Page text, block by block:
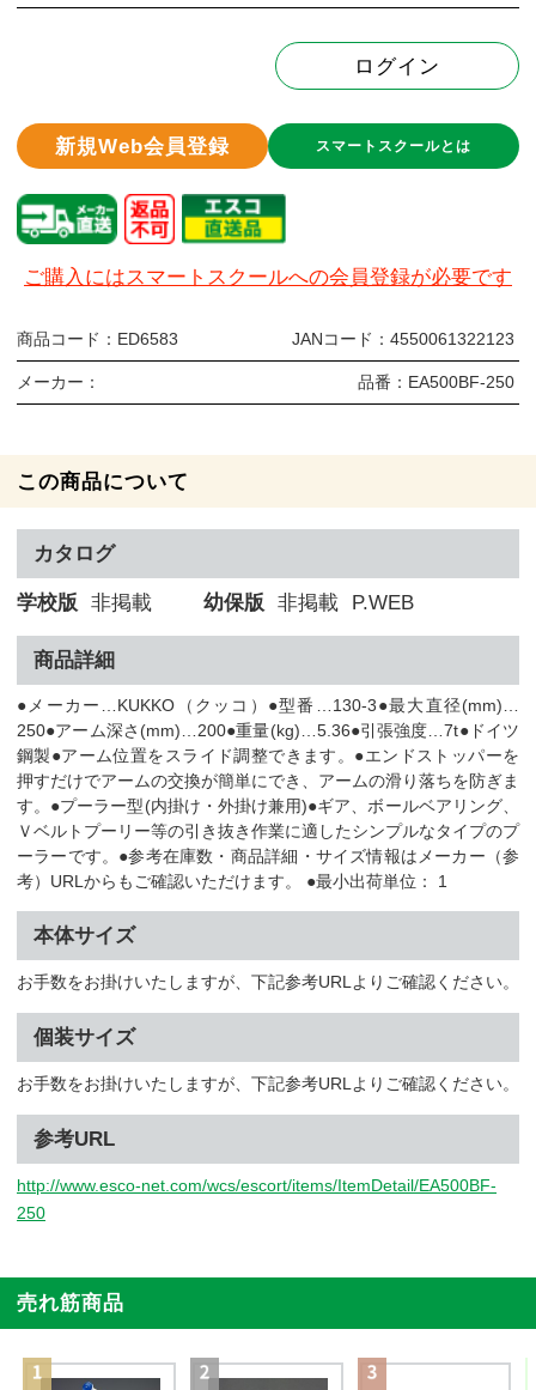
ログイン
新規Web会員登録 スマートスクールとは
ご購入にはスマートスクールへの会員登録が必要です
商品コード： ED6583 JANコード： 4550061322123
メーカー： 品番： EA500BF-250
この商品について
カタログ
学校版 非掲載 幼保版 非掲載 P.WEB
商品詳細
●メーカー…KUKKO（クッコ）●型番…130-3●最大直径(mm)…
250●アーム深さ(mm)…200●重量(kg)…5.36●引張強度…7t●ドイツ
鋼製●アーム位置をスライド調整できます。●エンドストッパーを
押すだけでアームの交換が簡単にでき、アームの滑り落ちを防ぎま
す。●プーラー型(内掛け・外掛け兼用)●ギア、ボールベアリング、
Ｖベルトプーリー等の引き抜き作業に適したシンプルなタイプのプ
ーラーです。●参考在庫数・商品詳細・サイズ情報はメーカー（参
考）URLからもご確認いただけます。 ●最小出荷単位： 1
本体サイズ
お手数をお掛けいたしますが、下記参考URLよりご確認ください。
個装サイズ
お手数をお掛けいたしますが、下記参考URLよりご確認ください。
参考URL
http://www.esco-net.com/wcs/escort/items/ItemDetail/EA500BF-
250
売れ筋商品